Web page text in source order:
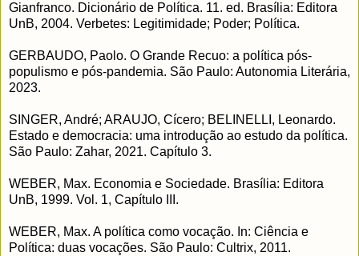
Gianfranco. Dicionário de Política. 11. ed. Brasília: Editora
UnB, 2004. Verbetes: Legitimidade; Poder; Política.
GERBAUDO, Paolo. O Grande Recuo: a política pós-
populismo e pós-pandemia. São Paulo: Autonomia Literária,
2023.
SINGER, André; ARAUJO, Cícero; BELINELLI, Leonardo.
Estado e democracia: uma introdução ao estudo da política.
São Paulo: Zahar, 2021. Capítulo 3.
WEBER, Max. Economia e Sociedade. Brasília: Editora
UnB, 1999. Vol. 1, Capítulo III.
WEBER, Max. A política como vocação. In: Ciência e
Política: duas vocações. São Paulo: Cultrix, 2011.